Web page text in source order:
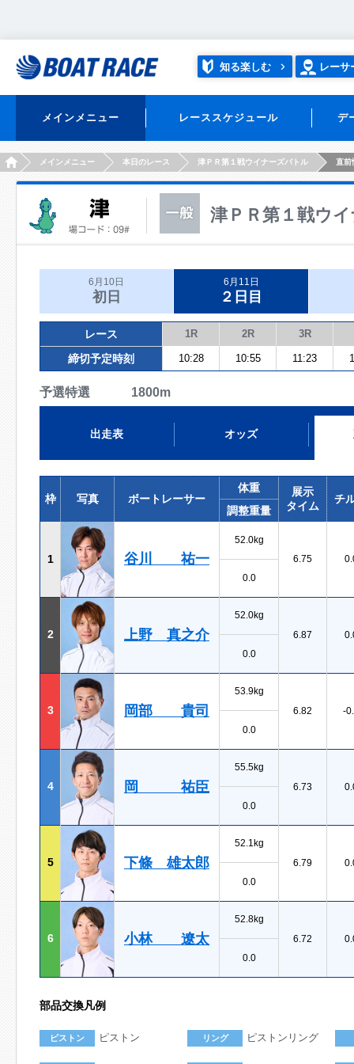
知る楽しむ レーサ
メインメニュー レーススケジュール デ
HOMEメインメニュー 本日のレース 津ＰＲ第１戦ウイナーズバトル 直前
津ＰＲ第１戦ウ
6月10日
初日
6月11日
２日目
レース 1R 2R 3R
締切予定時刻 10:28 10:55 11:23
予選特選 1800m
出走表 オッズ
枠 写真 ボートレーサー
体重
展示
タイム
チ
調整重量
1 谷川 祐一
52.0kg
6.75
0.0
2 上野 真之介
52.0kg
6.87
0.0
3 岡部 貴司
53.9kg
6.82
-
0.0
4 岡 祐臣
55.5kg
6.73
0.0
5 下條 雄太郎
52.1kg
6.79
0.0
6 小林 遼太
52.8kg
6.72
0.0
部品交換凡例
ピストン ピストン リング ピストンリング